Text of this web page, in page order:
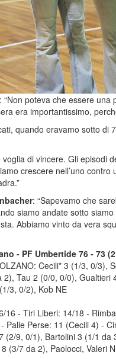
: “Non poteva che essere una
era importantissimo,
quando eravamo sotto di
di vincere. Gli episodi
crescere nell’uno
: “Sapevamo che
siamo andate sotto
Abbiamo vinto da vera
- PF Umbertide 76 - 73
Cecili* 3 (1/3, 0/
2), Tau 2 (0/0, 0/0),
3, 0/2), Kob NE
16 - Tiri Liberi: 14/18 -
Palle Perse: 11 (Cecili 4) -
(2/9, 0/1), Bartolini 3 (1/1
(3/7 da 2), Paolocci, Valeri